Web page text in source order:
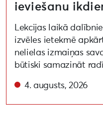
ieviešanu
Lekcijas laikā
izvēles ietekmē
nelielas izmaiņas
būtiski samazināt
4. augusts, 2026